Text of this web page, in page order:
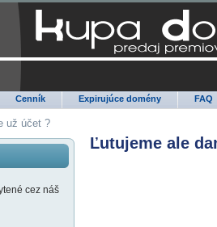
Cenník Expirujúce domény FAQ
už účet ?
cez náš
Ľutujeme ale